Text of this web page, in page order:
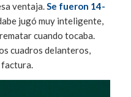
ventaja.Se fueron 14-
jugó muy inteligente,
cuando tocaba.
cuadros delanteros,
factura.